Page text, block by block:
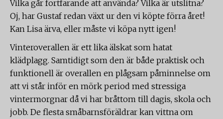
Vilka går fortfarande att använda? Vilka är utslitna?
Oj, har Gustaf redan växt ur den vi köpte förra året!
Kan Lisa ärva, eller måste vi köpa nytt igen!
Vinteroverallen är ett lika älskat som hatat
klädplagg. Samtidigt som den är både praktisk och
funktionell är overallen en plågsam påminnelse om
att vi står inför en mörk period med stressiga
vintermorgnar då vi har bråttom till dagis, skola och
jobb. De flesta småbarnsföräldrar kan vittna om